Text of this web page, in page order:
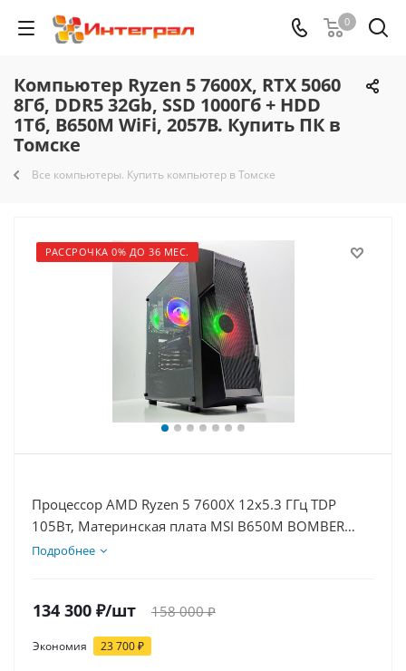
0
Компьютер Ryzen 5 7600X, RTX 5060
8Гб, DDR5 32Gb, SSD 1000Гб + HDD
1Тб, B650M WiFi, 2057B. Купить ПК в
Томске
Все компьютеры. Купить компьютер в Томске
РАССРОЧКА 0% ДО 36 МЕС.
Процессор AMD Ryzen 5 7600X 12x5.3 ГГц TDP
105Вт, Материнская плата MSI B650M BOMBER
WIFI, Видеокарта RTX 5060 8Гб, Память
Подробнее
134 300 ₽/шт 158 000₽
Экономия 23 700₽